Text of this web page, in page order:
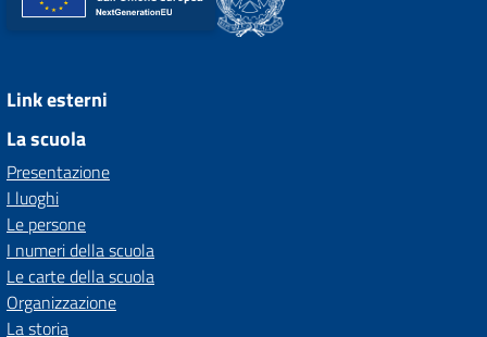
Link esterni
La scuola
Presentazione
I luoghi
Le persone
I numeri della scuola
Le carte della scuola
Organizzazione
La storia